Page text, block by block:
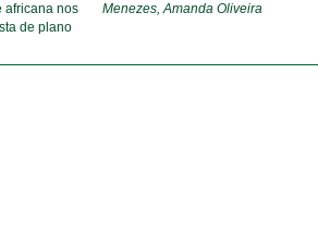
africana nos
de plano
Menezes, Amanda Oliveira